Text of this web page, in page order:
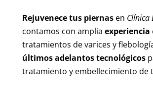
Rejuvenece tus piernas en Clínica
contamos con amplia experiencia
tratamientos de varices y
últimos adelantos tecnológicos
tratamiento y embellecimiento de